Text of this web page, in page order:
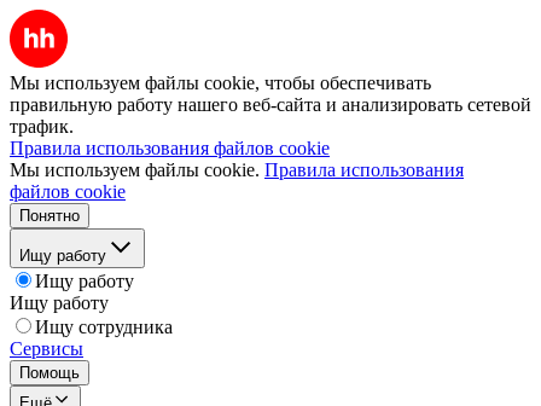
Мы используем файлы cookie, чтобы обеспечивать
правильную работу нашего веб-сайта и анализировать сетевой
трафик.
Правила использования файлов cookie
Мы используем файлы cookie. Правила использования
файлов cookie
Понятно
Ищу работу
Ищу работу
Ищу работу
Ищу сотрудника
Сервисы
Помощь